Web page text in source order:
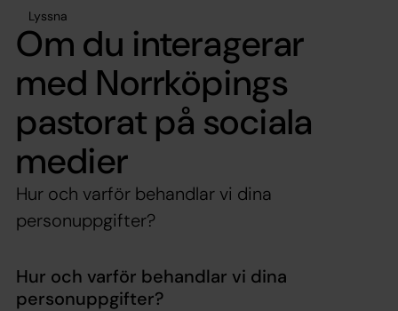
Lyssna
Om du interagerar
med Norrköpings
pastorat på sociala
medier
Hur och varför behandlar vi dina
personuppgifter?
Hur och varför behandlar vi dina
personuppgifter?